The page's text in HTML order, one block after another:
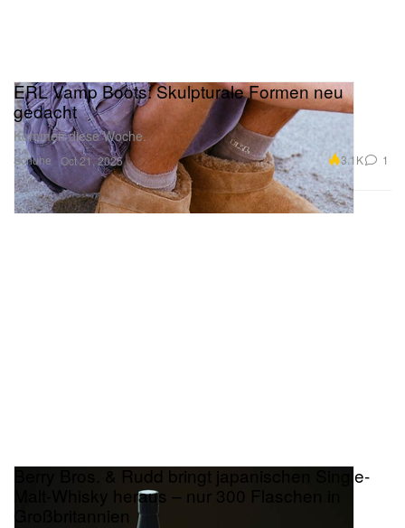
Schuhe
ERL Vamp Boots: Skulpturale Formen neu
gedacht
Kommen diese Woche.
Oct 21, 2025 3.1K 1
Berry Bros. & Rudd bringt japanischen Single-
Malt-Whisky heraus – nur 300 Flaschen in
Großbritannien